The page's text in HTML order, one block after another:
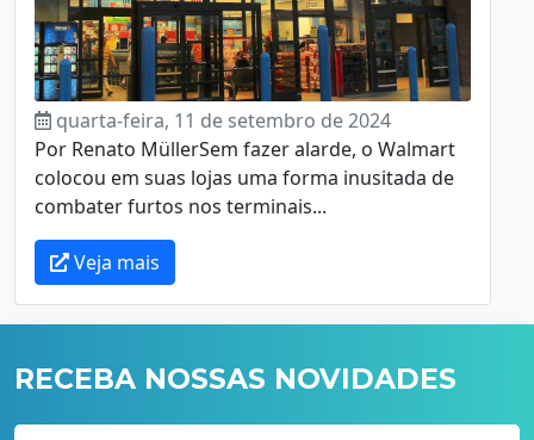
quarta-feira, 11 de setembro de 2024
Por Renato MüllerSem fazer alarde, o Walmart
colocou em suas lojas uma forma inusitada de
combater furtos nos terminais...
Veja mais
RECEBA NOSSAS NOVIDADES